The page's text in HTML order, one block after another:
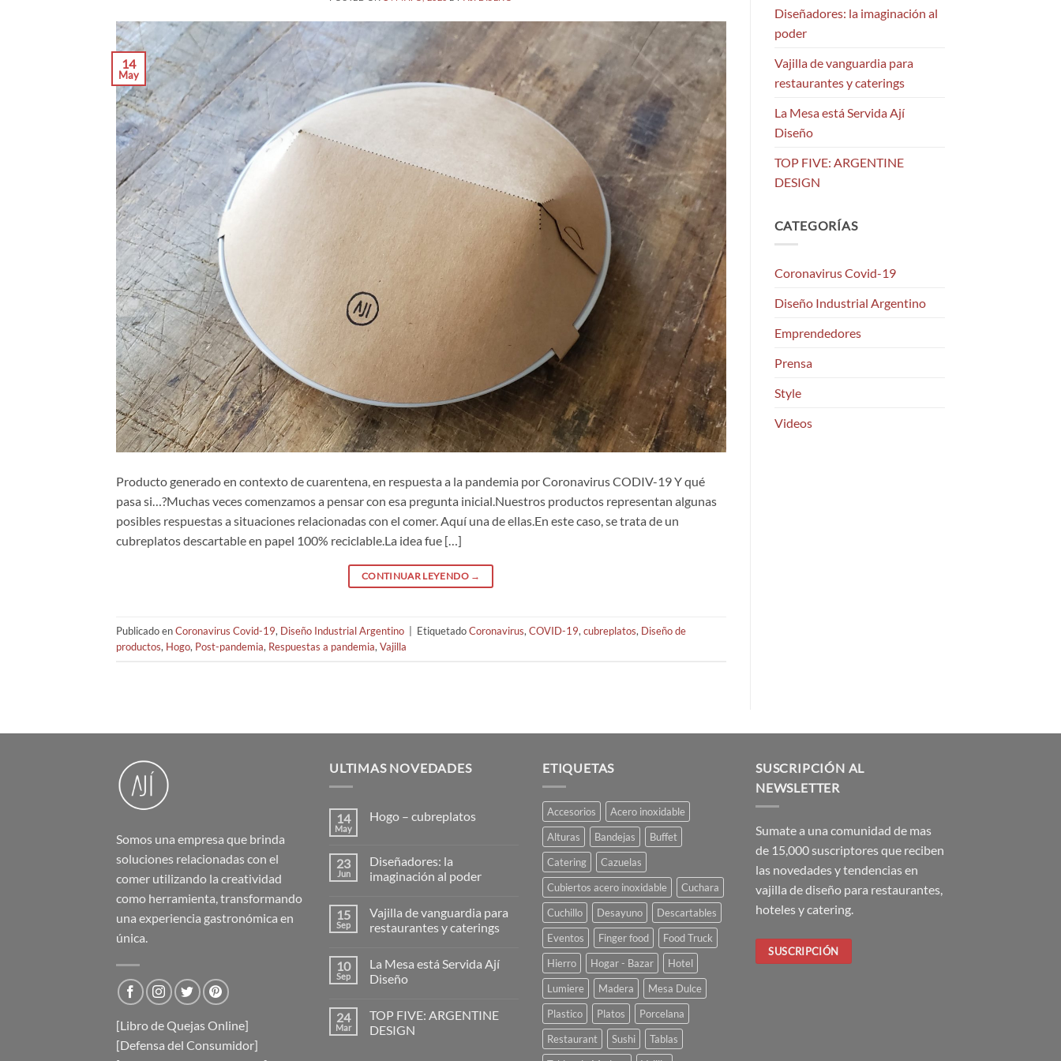
14
May
Producto generado en contexto de cuarentena, en respuesta a la pandemia por Coronavirus CODIV-19 Y qué
pasa si…?Muchas veces comenzamos a pensar con esa pregunta inicial.Nuestros productos representan algunas
posibles respuestas a situaciones relacionadas con el comer. Aquí una de ellas.En este caso, se trata de un
cubreplatos descartable en papel 100% reciclable.La idea fue […]
CONTINUAR LEYENDO →
Publicado enCoronavirus Covid-19, Diseño Industrial Argentino EtiquetadoCoronavirus, COVID-19, cubreplatos, Diseño de
productos, Hogo, Post-pandemia, Respuestas a pandemia, Vajilla
Diseñadores: la imaginación al
poder
Vajilla de vanguardia para
restaurantes y caterings
La Mesa está Servida Ají
Diseño
TOP FIVE: ARGENTINE
DESIGN
CATEGORÍAS
Coronavirus Covid-19
Diseño Industrial Argentino
Emprendedores
Prensa
Style
Videos
Somos una empresa que brinda
soluciones relacionadas con el
comer utilizando la creatividad
como herramienta, transformando
una experiencia gastronómica en
única.
[Libro de Quejas Online]
[Defensa del Consumidor]
ULTIMAS NOVEDADES
14
May
Hogo – cubreplatos
en
Hogo
–
23
Jun
Diseñadores: la
imaginación al poder
comentarios
Diseñadores:
poder
15
Sep
Vajilla de vanguardia para
restaurantes y caterings
comentarios
en
Vajilla
para
restaurantes
y
10
Sep
La Mesa está Servida Ají
Diseño
comentarios
en
La
24
Mar
TOP FIVE: ARGENTINE
DESIGN
ETIQUETAS
Accesorios
Acero inoxidable
Alturas
Bandejas
Buffet
Catering
Cazuelas
Cubiertos acero inoxidable
Cuchara
Cuchillo
Desayuno
Descartables
Eventos
Finger food
Food Truck
Hierro
Hogar - Bazar
Hotel
Lumiere
Madera
Mesa Dulce
Plastico
Platos
Porcelana
Restaurant
Sushi
Tablas
SUSCRIPCIÓN AL
NEWSLETTER
Sumate a una comunidad de mas
de 15,000 suscriptores que reciben
las novedades y tendencias en
vajilla de diseño para restaurantes,
hoteles y catering.
SUSCRIPCIÓN